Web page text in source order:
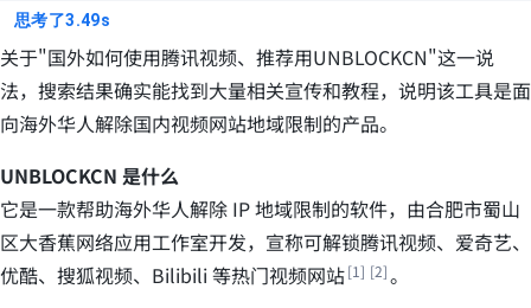
思考了3.49s
关于"国外如何使用腾讯视频、推荐用UNBLOCKCN"这一说
法，搜索结果确实能找到大量相关宣传和教程，说明该工具是面
向海外华人解除国内视频网站地域限制的产品。
UNBLOCKCN 是什么
它是一款帮助海外华人解除 IP 地域限制的软件，由合肥市蜀山
区大香蕉网络应用工作室开发，宣称可解锁腾讯视频、爱奇艺、
优酷、搜狐视频、Bilibili 等热门视频网站
。